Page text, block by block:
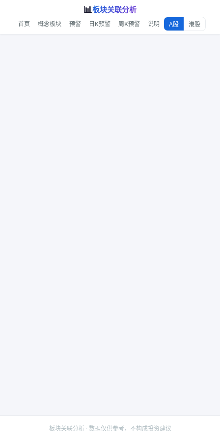
📊板块关联分析
首页 概念板块 预警 日K预警 周K预警 说明 A股 港股
板块关联分析 · 数据仅供参考，不构成投资建议